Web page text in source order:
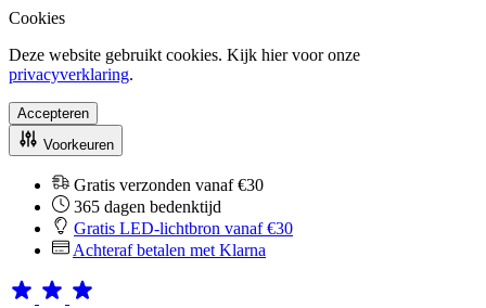
Cookies
Deze website gebruikt cookies. Kijk hier voor onze
privacyverklaring.
Accepteren
Voorkeuren
Gratis verzonden vanaf €30
365 dagen bedenktijd
Gratis LED-lichtbron vanaf €30
Achteraf betalen met Klarna